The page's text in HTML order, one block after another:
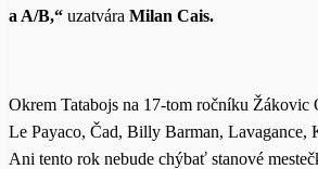
a A/B,“ uzatvára Milan Cais.
Okrem Tatabojs na 17-tom ročníku Žákovic
Le Payaco, Čad, Billy Barman, Lavagance,
Ani tento rok nebude chýbať stanové